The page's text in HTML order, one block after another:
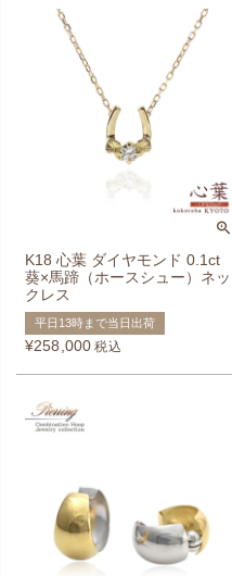
K18 心葉 ダイヤモンド 0.1ct
葵×馬蹄（ホースシュー）ネッ
クレス
平日13時まで当日出荷
¥258,000 税込